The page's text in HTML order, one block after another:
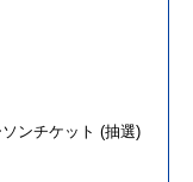
可
ンチケット (抽選)